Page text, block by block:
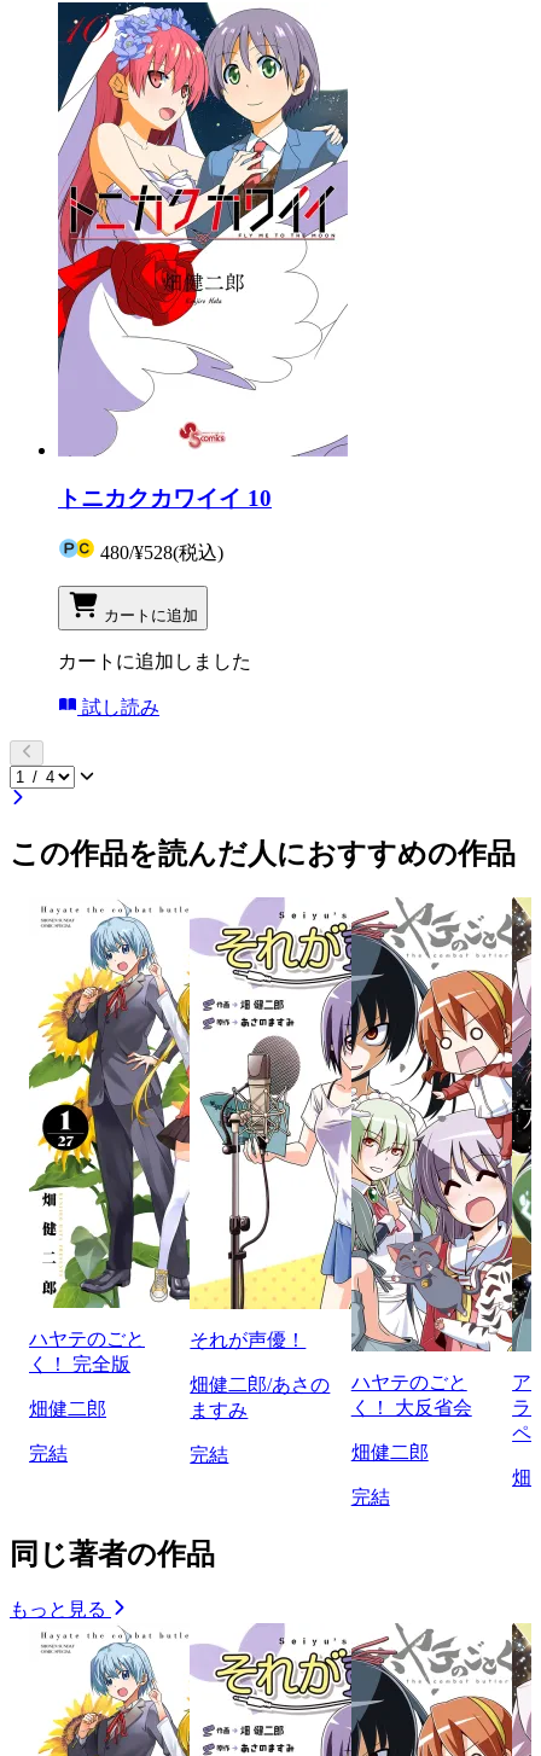
トニカクカワイイ 10
480/¥528(税込)
カートに追加
カートに追加しました
試し読み
この作品を読んだ人におすすめの作品
ハヤテのごと
く！ 完全版
畑健二郎
完結
それが声優！
畑健二郎/あさの
ますみ
完結
ハヤテのごと
く！ 大反省会
畑健二郎
完結
ア
ラ
ペ
畑
同じ著者の作品
もっと見る